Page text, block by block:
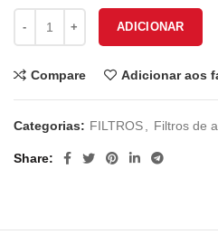
ADICIONAR
Compare Adicionar aos
Categorias: FILTROS Filtros de
Share